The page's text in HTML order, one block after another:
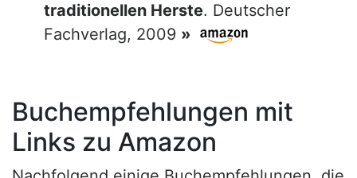
traditionellen Herste. Deutscher
Fachverlag, 2009 »
Buchempfehlungen mit
Links zu Amazon